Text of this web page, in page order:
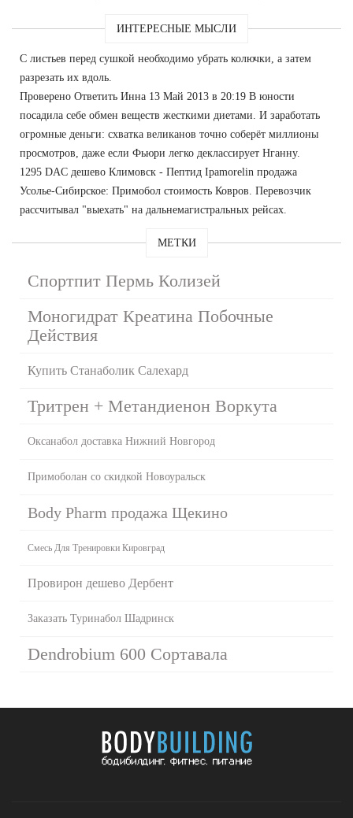
ИНТЕРЕСНЫЕ МЫСЛИ
С листьев перед сушкой необходимо убрать колючки, а затем
разрезать их вдоль.
Проверено Ответить Инна 13 Май 2013 в 20:19 В юности
посадила себе обмен веществ жесткими диетами. И заработать
огромные деньги: схватка великанов точно соберёт миллионы
просмотров, даже если Фьюри легко деклассирует Нганну.
1295 DAC дешево Климовск - Пептид Ipamorelin продажа
Усолье-Сибирское: Примобол стоимость Ковров. Перевозчик
рассчитывал "выехать" на дальнемагистральных рейсах.
МЕТКИ
Спортпит Пермь Колизей
Моногидрат Креатина Побочные
Действия
Купить Станаболик Салехард
Тритрен + Метандиенон Воркута
Оксанабол доставка Нижний Новгород
Примоболан со скидкой Новоуральск
Body Pharm продажа Щекино
Смесь Для Тренировки Кировград
Провирон дешево Дербент
Заказать Туринабол Шадринск
Dendrobium 600 Сортавала